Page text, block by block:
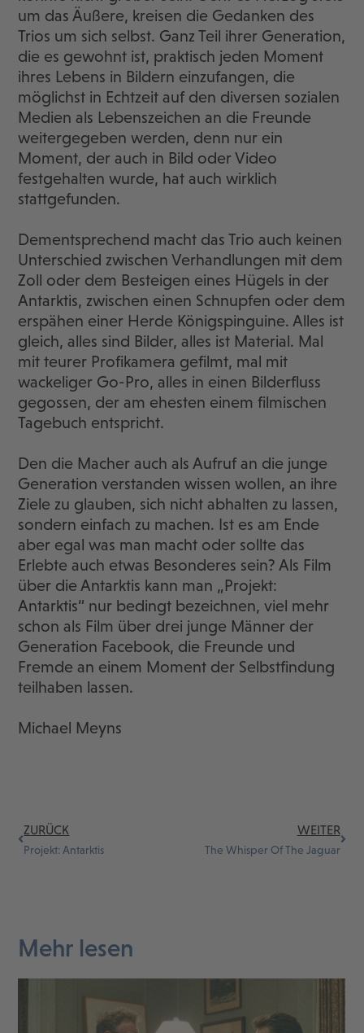
um das Äußere, kreisen die Gedanken des
Trios um sich selbst. Ganz Teil ihrer Generation,
die es gewohnt ist, praktisch jeden Moment
ihres Lebens in Bildern einzufangen, die
möglichst in Echtzeit auf den diversen sozialen
Medien als Lebenszeichen an die Freunde
weitergegeben werden, denn nur ein
Moment, der auch in Bild oder Video
festgehalten wurde, hat auch wirklich
stattgefunden.
Dementsprechend macht das Trio auch keinen
Unterschied zwischen Verhandlungen mit dem
Zoll oder dem Besteigen eines Hügels in der
Antarktis, zwischen einen Schnupfen oder dem
erspähen einer Herde Königspinguine. Alles ist
gleich, alles sind Bilder, alles ist Material. Mal
mit teurer Profikamera gefilmt, mal mit
wackeliger Go-Pro, alles in einen Bilderfluss
gegossen, der am ehesten einem filmischen
Tagebuch entspricht.
Den die Macher auch als Aufruf an die junge
Generation verstanden wissen wollen, an ihre
Ziele zu glauben, sich nicht abhalten zu lassen,
sondern einfach zu machen. Ist es am Ende
aber egal was man macht oder sollte das
Erlebte auch etwas Besonderes sein? Als Film
über die Antarktis kann man „Projekt:
Antarktis“ nur bedingt bezeichnen, viel mehr
schon als Film über drei junge Männer der
Generation Facebook, die Freunde und
Fremde an einem Moment der Selbstfindung
teilhaben lassen.
Michael Meyns
ZURÜCK
Projekt: Antarktis
WEITER
The Whisper Of The Jaguar
Mehr lesen